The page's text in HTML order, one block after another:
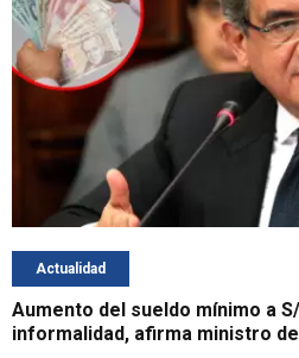
Actualidad
Aumento del sueldo mínimo a
informalidad, afirma ministro